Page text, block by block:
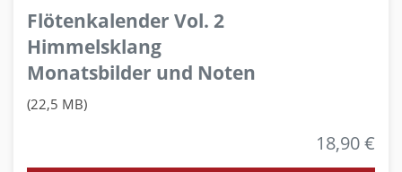
Flötenkalender Vol. 2
Himmelsklang
Monatsbilder und Noten
(22,5 MB)
18,90 €